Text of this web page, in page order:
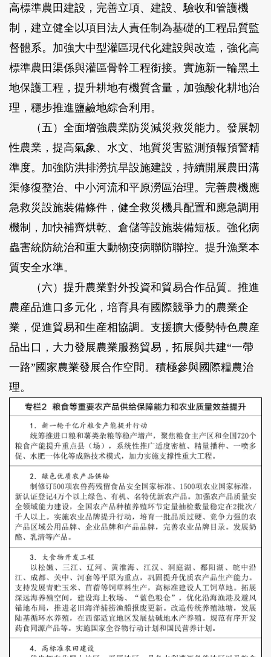
高標準農田建設，完善立項、建設、驗收和管護機
制，建立健全以項目法人責任制為基礎的工程品質監
督體系。加強大中型灌區現代化建設與改造，強化高
標準農田渠係與灌區骨幹工程銜接。實施新一輪黑土
地保護工程，提升耕地有機質含量，加強酸化耕地治
理，穩步推進鹽鹼地綜合利用。
（五）全面增強農業防災減災救災能力。 發展韌
性農業，提高氣象、水文、地質災害監測預報預警精
準度。加強防洪排澇抗旱設施建設，持續開展農田溝
渠修復整治、中小河流和平原澇區治理。完善農機應
急救災設施裝備條件，健全救災機具配置和應急調用
機制，加快補齊烘乾、倉儲等設施裝備短板。強化病
蟲害統防統治和重大動物疫病聯防聯控。提升漁業本
質安全水準。
（六）提升農業對外投資和貿易合作品質。 推進
農産品進口多元化，培育具有國際競爭力的農業企
業，促進貿易和生産相協調。支援擴大優勢特色農産
品出口，大力發展農業服務貿易，拓展與共建“一帶
一路”國家農業發展合作空間。積極參與國際糧農治
理。